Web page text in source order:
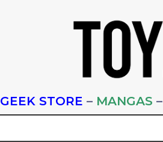
GEEK STORE – MANGAS –